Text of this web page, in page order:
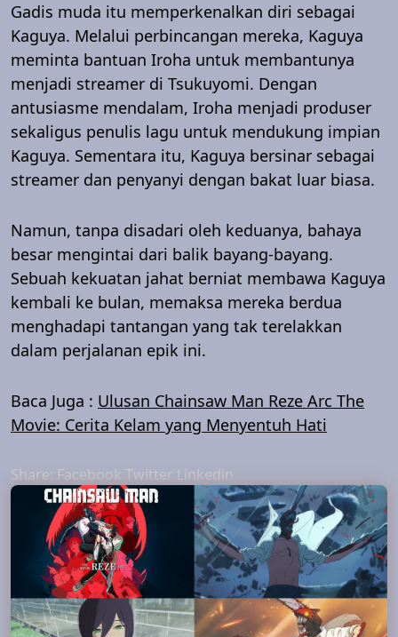
Gadis muda itu memperkenalkan diri sebagai
Kaguya. Melalui perbincangan mereka, Kaguya
meminta bantuan Iroha untuk membantunya
menjadi streamer di Tsukuyomi. Dengan
antusiasme mendalam, Iroha menjadi produser
sekaligus penulis lagu untuk mendukung impian
Kaguya. Sementara itu, Kaguya bersinar sebagai
streamer dan penyanyi dengan bakat luar biasa.
Namun, tanpa disadari oleh keduanya, bahaya
besar mengintai dari balik bayang-bayang.
Sebuah kekuatan jahat berniat membawa Kaguya
kembali ke bulan, memaksa mereka berdua
menghadapi tantangan yang tak terelakkan
dalam perjalanan epik ini.
Baca Juga : Ulusan Chainsaw Man Reze Arc The
Movie: Cerita Kelam yang Menyentuh Hati
Share: Facebook Twitter Linkedin